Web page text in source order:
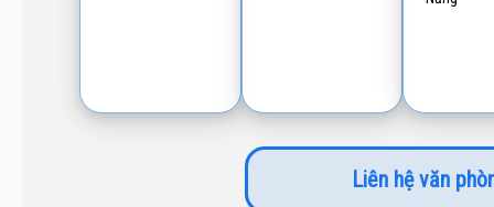
Liên hệ văn